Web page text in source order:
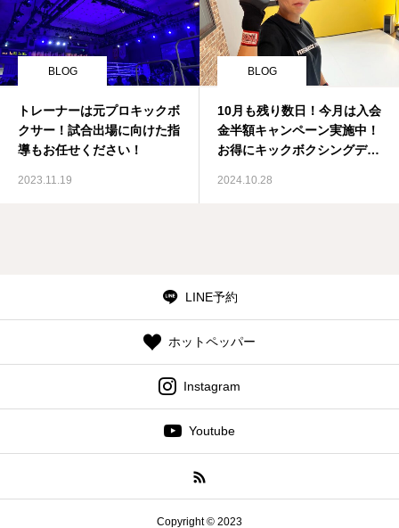
BLOG
トレーナーは元プロキックボ
クサー！試合出場に向けた指
導もお任せください！
2023.11.19
BLOG
10月も残り数日！今月は入会
金半額キャンペーン実施中！
お得にキックボクシングデビ
2024.10.28
LINE予約
ホットペッパー
Instagram
Youtube
Copyright © 2023